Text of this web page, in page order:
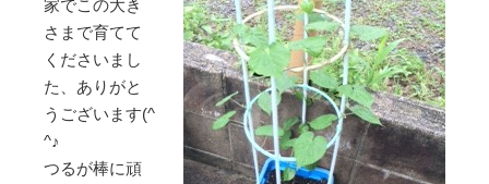
家でこの大き
さまで育てて
くださいまし
た、ありがと
うございます(^
^♪
つるが棒に頑